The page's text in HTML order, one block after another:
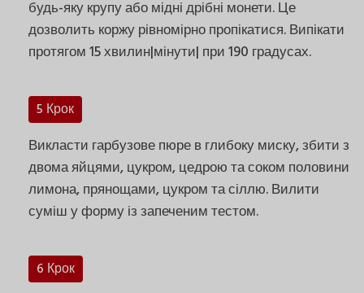
будь-яку крупу або мідні дрібні монети. Це
дозволить коржу рівномірно пропікатися. Випікати
протягом 15 хвилин|мінути| при 190 градусах.
5 Крок
Викласти гарбузове пюре в глибоку миску, збити з
двома яйцями, цукром, цедрою та соком половини
лимона, прянощами, цукром та сіллю. Вилити
суміш у форму із запеченим тестом.
6 Крок